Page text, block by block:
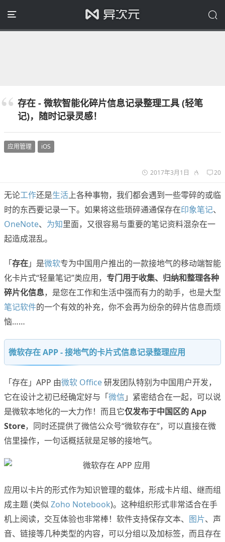
存在 - 微软智能化碎片信息记录整理工具 (轻笔
记)，随时记录灵感！
应用管理 iOS
2017年3月1日 20
无论工作还是生活上各种事物，我们都会遇到一些零碎的或临
时的东西要记录一下。如果将这些琐碎通通保存在印象笔记、
OneNote、 为知里面，又很容易与重要的笔记资料混杂在一
起造成混乱。
「存在」是微软专为中国用户推出的一款接地气的移动端智能
化卡片式“轻量笔记”类应用， 专门用于收集、归纳和整理各种
碎片化信息，是您在工作和生活中强而有力的助手，也是大型
笔记软件的一个有效的补充，你不会再为纷杂的碎片信息而烦
恼……
微软存在 APP - 接地气的卡片式信息记录整理应用
「存在」APP 由微软 Office研发团队特别为中国用户开发，
它在设计之初已经确定好与「微信」紧密结合在一起，可以说
是微软本地化的一大力作！而且它仅发布于中国区的 App
Store，同时还提供了微信公众号“微软存在”，可以直接在微
信里操作，一句话概括就是足够的接地气。
应用以卡片的形式作为知识管理的载体，形成卡片组、继而组
成主题 (类似 Zoho Notebook)。这种组织形式非常适合在手
机上阅读，交互体验也非常棒！软件支持保存文本、 图片、声
音、链接等几种类型的内容，可以分组以及加标签，而且存在